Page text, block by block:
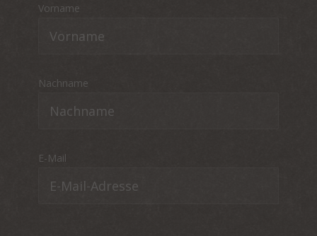
Vorname
Nachname
E-Mail